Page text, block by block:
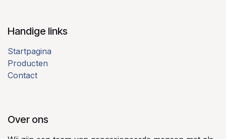
Handige links
Startpagina
Producten
Contact
Over ons